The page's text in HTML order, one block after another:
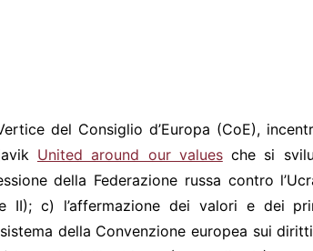
del Consiglio d’Europa (CoE),
United around our valuesche si
della Federazione russa contro
c) l’affermazione dei valori e dei
della Convenzione europea sui